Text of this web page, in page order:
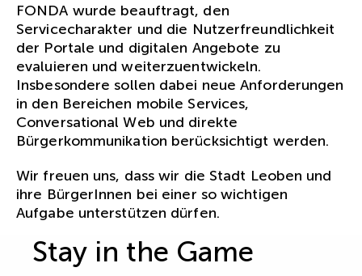
FONDA wurde beauftragt, den
Servicecharakter und die Nutzerfreundlichkeit
der Portale und digitalen Angebote zu
evaluieren und weiterzuentwickeln.
Insbesondere sollen dabei neue Anforderungen
in den Bereichen mobile Services,
Conversational Web und direkte
Bürgerkommunikation berücksichtigt werden.
Wir freuen uns, dass wir die Stadt Leoben und
ihre BürgerInnen bei einer so wichtigen
Aufgabe unterstützen dürfen.
Stay in the Game